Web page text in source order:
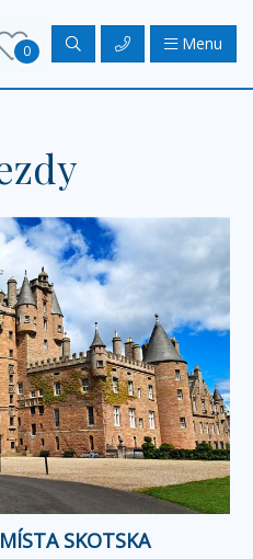
0 Menu
SKOTSKA